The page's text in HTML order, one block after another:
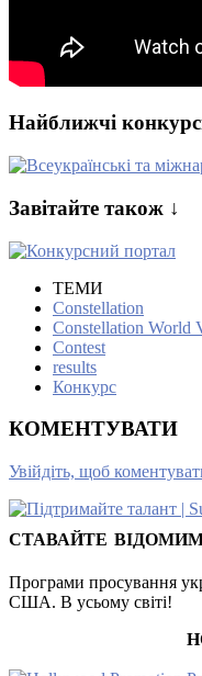
Найближчі
Завітайте також ↓
ТЕМИ
Constellation
Constellation World
Contest
results
Конкурс
КОМЕНТУВАТИ
Увійдіть, щоб
СТАВАЙТЕ
Програми просування
США. В усьому світі!